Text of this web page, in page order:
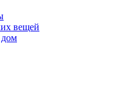
вещей